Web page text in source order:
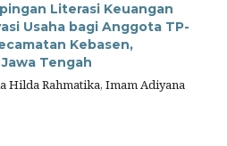
Literasi Keuangan
Usaha bagi Anggota TP-
Kebasen,
Tengah
Hilda Rahmatika, Imam Adiyana